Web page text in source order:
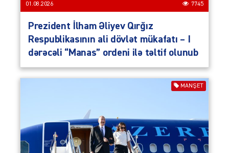
01.08.2026 7745
Prezident İlham Əliyev Qırğız
Respublikasının ali dövlət mükafatı – I
dərəcəli “Manas” ordeni ilə təltif olunub
MANŞET